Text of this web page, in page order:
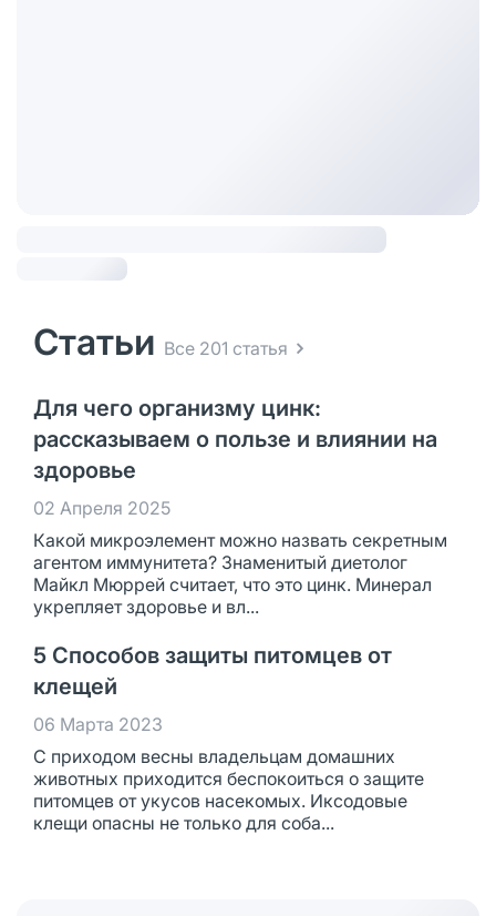
Статьи Все 201 статья
Для чего организму цинк:
рассказываем о пользе и влиянии на
здоровье
02 Апреля 2025
Какой микроэлемент можно назвать секретным
агентом иммунитета? Знаменитый диетолог
Майкл Мюррей считает, что это цинк. Минерал
укрепляет здоровье и вл...
5 Способов защиты питомцев от
клещей
06 Марта 2023
С приходом весны владельцам домашних
животных приходится беспокоиться о защите
питомцев от укусов насекомых. Иксодовые
клещи опасны не только для соба...